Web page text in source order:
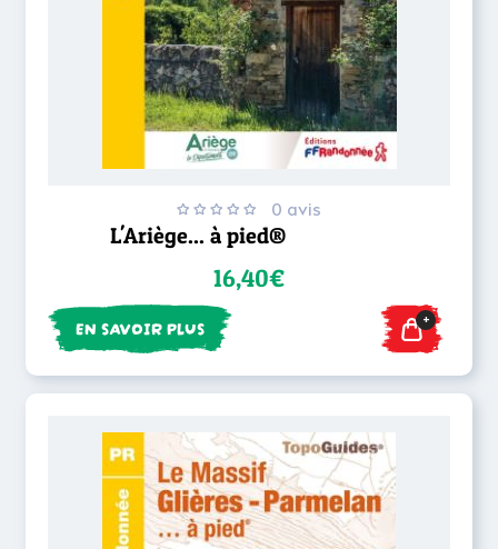
0 avis
L'Ariège... à pied®
16,40€
EN SAVOIR PLUS +